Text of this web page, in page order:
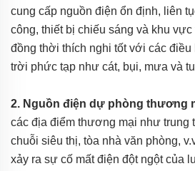
cung cấp nguồn điện ổn định, liên
công, thiết bị chiếu sáng và khu
đồng thời thích nghi tốt với các
trời phức tạp như cát, bụi, mưa và
2. Nguồn điện dự phòng thương
các địa điểm thương mại như trung
chuỗi siêu thị, tòa nhà văn phòng,
xảy ra sự cố mất điện đột ngột của